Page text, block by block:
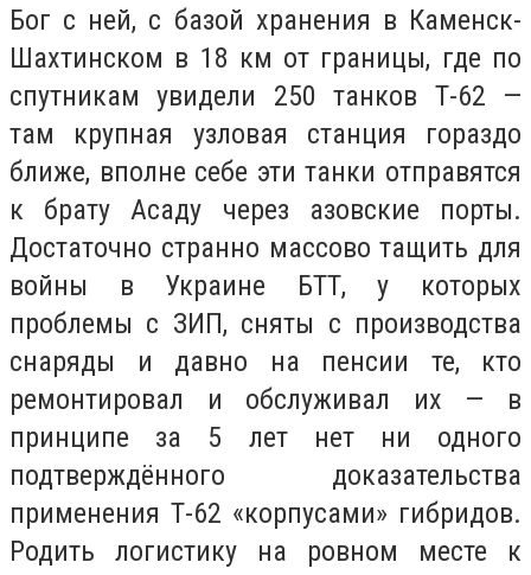
Бог с ней, с базой хранения в Каменск-
Шахтинском в 18 км от границы, где по
спутникам увидели 250 танков Т-62 —
там крупная узловая станция гораздо
ближе, вполне себе эти танки отправятся
к брату Асаду через азовские порты.
Достаточно странно массово тащить для
войны в Украине БТТ, у которых
проблемы с ЗИП, сняты с производства
снаряды и давно на пенсии те, кто
ремонтировал и обслуживал их — в
принципе за 5 лет нет ни одного
подтверждённого доказательства
применения Т-62 «корпусами» гибридов.
Родить логистику на ровном месте к